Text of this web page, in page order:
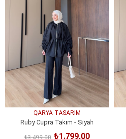
QARYA TASARIM
Ruby Cupra Takım - Siyah
₺1.799,00